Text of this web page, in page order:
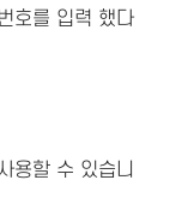
호를 입력 했다
용할 수 있습니